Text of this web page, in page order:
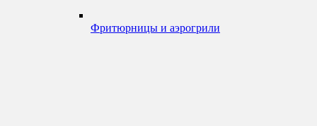
Фритюрницы и аэрогрили